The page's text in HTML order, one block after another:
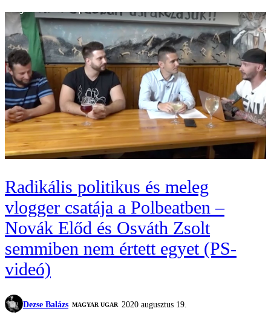
Radikális politikus és meleg
vlogger csatája a Polbeatben –
Novák Előd és Osváth Zsolt
semmiben nem értett egyet (PS-
videó)
Dezse Balázs MAGYAR UGAR
2020 augusztus 19.